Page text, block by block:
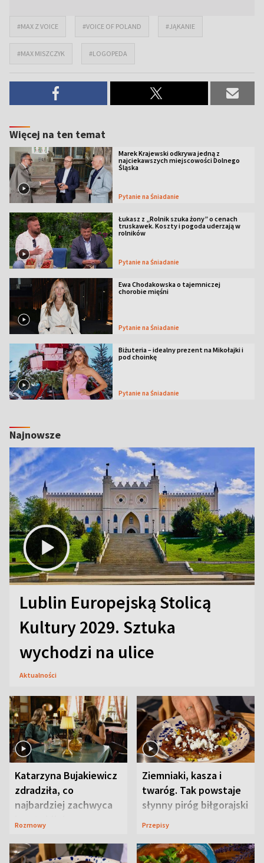
#MAX Z VOICE #VOICE OF POLAND #JĄKANIE
#MAX MISZCZYK #LOGOPEDA
Więcej na ten temat
Marek Krajewski odkrywa jedną z
najciekawszych miejscowości Dolnego
Śląska
Pytanie na Śniadanie
Łukasz z „Rolnik szuka żony” o cenach
truskawek. Koszty i pogoda uderzają w
rolników
Pytanie na Śniadanie
Ewa Chodakowska o tajemniczej
chorobie mięśni
Pytanie na Śniadanie
Biżuteria – idealny prezent na Mikołajki i
pod choinkę
Pytanie na Śniadanie
Najnowsze
Lublin Europejską Stolicą
Kultury 2029. Sztuka
wychodzi na ulice
Aktualności
Katarzyna Bujakiewicz
zdradziła, co
najbardziej zachwyca
ją w Lublinie
Rozmowy
Ziemniaki, kasza i
twaróg. Tak powstaje
słynny piróg biłgorajski
Przepisy